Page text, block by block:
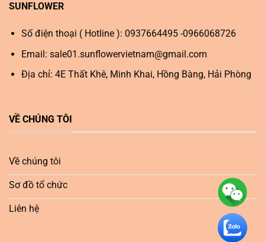
SUNFLOWER
Số điện thoại ( Hotline ): 0937664495 -0966068726
Email: sale01.sunflowervietnam@gmail.com
Địa chỉ: 4E Thất Khê, Minh Khai, Hồng Bàng, Hải Phòng
VỀ CHÚNG TÔI
Về chúng tôi
Sơ đồ tổ chức
Liên hệ